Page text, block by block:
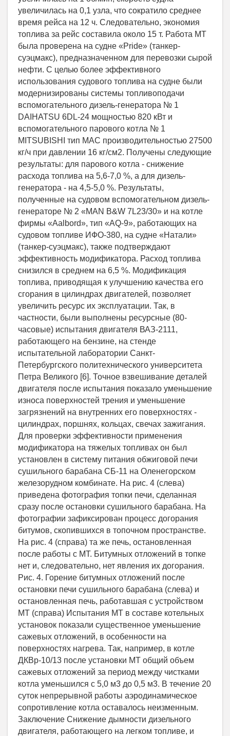
увеличилась на 0,1 узла, что сократило среднее
время рейса на 12 ч. Следовательно, экономия
топлива за рейс составила около 15 т. Работа МТ
была проверена на судне «Pride» (танкер-
суэцмакс), предназначенном для перевозки сырой
нефти. С целью более эффективного
использования судового топлива на судне были
модернизированы системы топливоподачи
вспомогательного дизель-генератора № 1
DAIHATSU 6DL-24 мощностью 820 кВт и
вспомогательного парового котла № 1
MITSUBISHI тип MAC производительностью 27500
кг/ч при давлении 16 кг/см2. Получены следующие
результаты: для парового котла - снижение
расхода топлива на 5,6-7,0 %, а для дизель-
генератора - на 4,5-5,0 %. Результаты,
полученные на судовом вспомогательном дизель-
генераторе № 2 «MAN B&W 7L23/30» и на котле
фирмы «Aalbord», тип «AQ-9», работающих на
судовом топливе ИФО-380, на судне «Натали»
(танкер-суэцмакс), также подтверждают
эффективность модификатора. Расход топлива
снизился в среднем на 6,5 %. Модификация
топлива, приводящая к улучшению качества его
сгорания в цилиндрах двигателей, позволяет
увеличить ресурс их эксплуатации. Так, в
частности, были выполнены ресурсные (80-
часовые) испытания двигателя ВАЗ-2111,
работающего на бензине, на стенде
испытательной лаборатории Санкт-
Петербургского политехнического университета
Петра Великого [6]. Точное взвешивание деталей
двигателя после испытания показало уменьшение
износа поверхностей трения и уменьшение
загрязнений на внутренних его поверхностях -
цилиндрах, поршнях, кольцах, свечах зажигания.
Для проверки эффективности применения
модификатора на тяжелых топливах он был
установлен в систему питания обжиговой печи
сушильного барабана СБ-11 на Оленегорском
железорудном комбинате. На рис. 4 (слева)
приведена фотография топки печи, сделанная
сразу после остановки сушильного барабана. На
фотографии зафиксирован процесс догорания
битумов, скопившихся в топочном пространстве.
На рис. 4 (справа) та же печь, остановленная
после работы с МТ. Битумных отложений в топке
нет и, следовательно, нет явления их догорания.
Рис. 4. Горение битумных отложений после
остановки печи сушильного барабана (слева) и
остановленная печь, работавшая с устройством
МТ (справа) Испытания МТ в составе котельных
установок показали существенное уменьшение
сажевых отложений, в особенности на
поверхностях нагрева. Так, например, в котле
ДКВр-10/13 после установки МТ общий объем
сажевых отложений за период между чистками
котла уменьшился с 5,0 м3 до 0,5 м3. В течение 20
суток непрерывной работы аэродинамическое
сопротивление котла оставалось неизменным.
Заключение Снижение дымности дизельного
двигателя, работающего на легком топливе, и